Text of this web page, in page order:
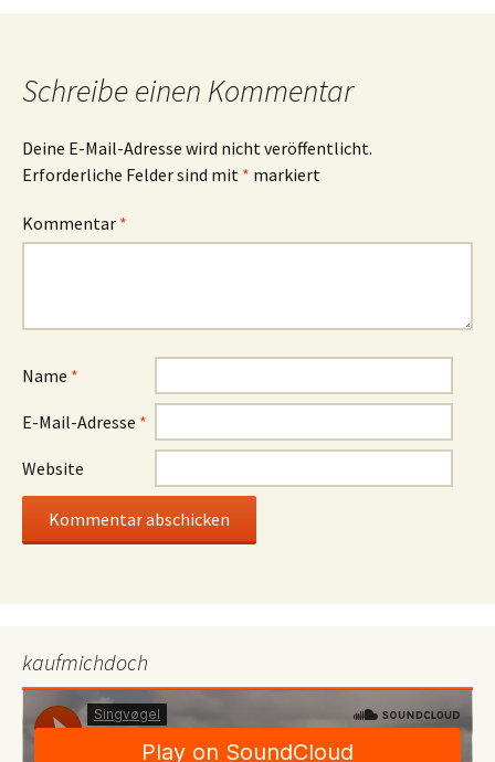
Schreibe einen Kommentar
Deine E-Mail-Adresse wird nicht veröffentlicht.
Erforderliche Felder sind mit * markiert
Kommentar *
Name *
E-Mail-Adresse *
Website
kaufmichdoch